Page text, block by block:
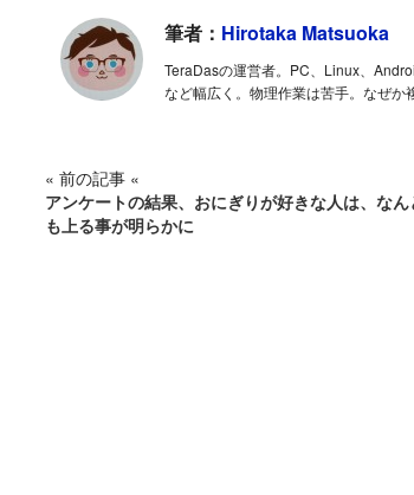
筆者： Hirotaka Matsuoka
TeraDasの運営者。PC、Linux、
など幅広く。物理作業は苦手。なぜか
« 前の記事 «
アンケートの結果、おにぎりが好きな人は、な
も上る事が明らかに